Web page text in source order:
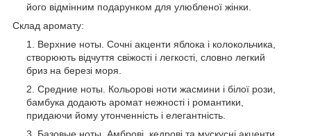
його відмінним подарунком для улюбленої жінки.
Склад аромату:
Верхние ноты. Сочні акценти яблока і колокольчика,
створюють відчуття свіжості і легкості, словно легкий
бриз на березі моря.
Средние ноты. Кольорові ноти жасмини і білої рози,
бамбука додають аромат нежності і романтики,
придаючи йому утонченність і елегантність.
Базовые ноты. Амброві, кедрові та мускусні акценти